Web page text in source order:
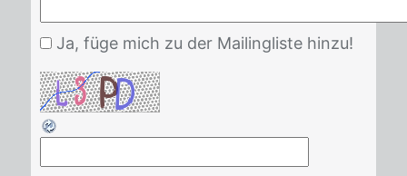
Ja, füge mich zu der Mailingliste hinzu!